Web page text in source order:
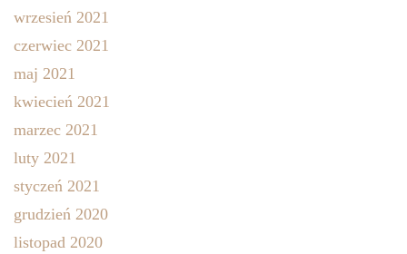
wrzesień 2021
czerwiec 2021
maj 2021
kwiecień 2021
marzec 2021
luty 2021
styczeń 2021
grudzień 2020
listopad 2020